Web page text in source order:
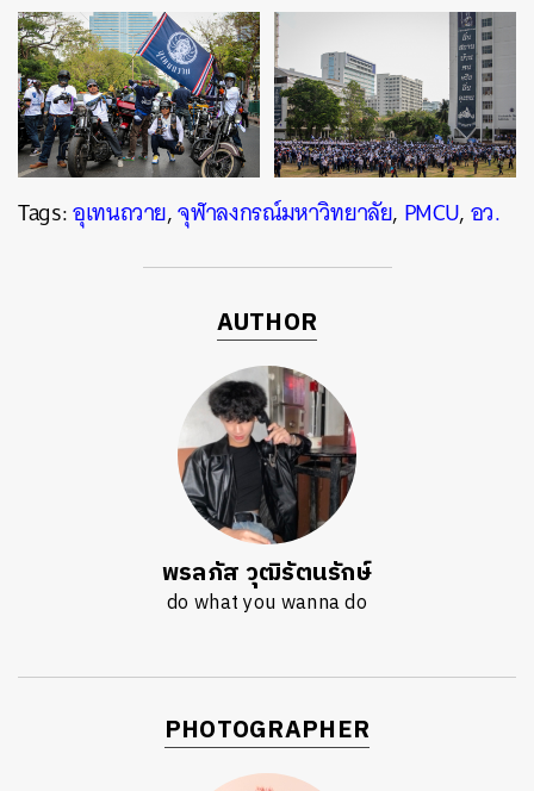
Tags:อุเทนถวาย,จุฬาลงกรณ์มหาวิทยาลัย, PMCU,อว.
AUTHOR
พรลภัส วุฒิรัตนรักษ์
do what you wanna do
PHOTOGRAPHER